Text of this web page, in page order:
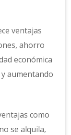
ventajas
ahorro
económica
aumentando
como
se alquila,